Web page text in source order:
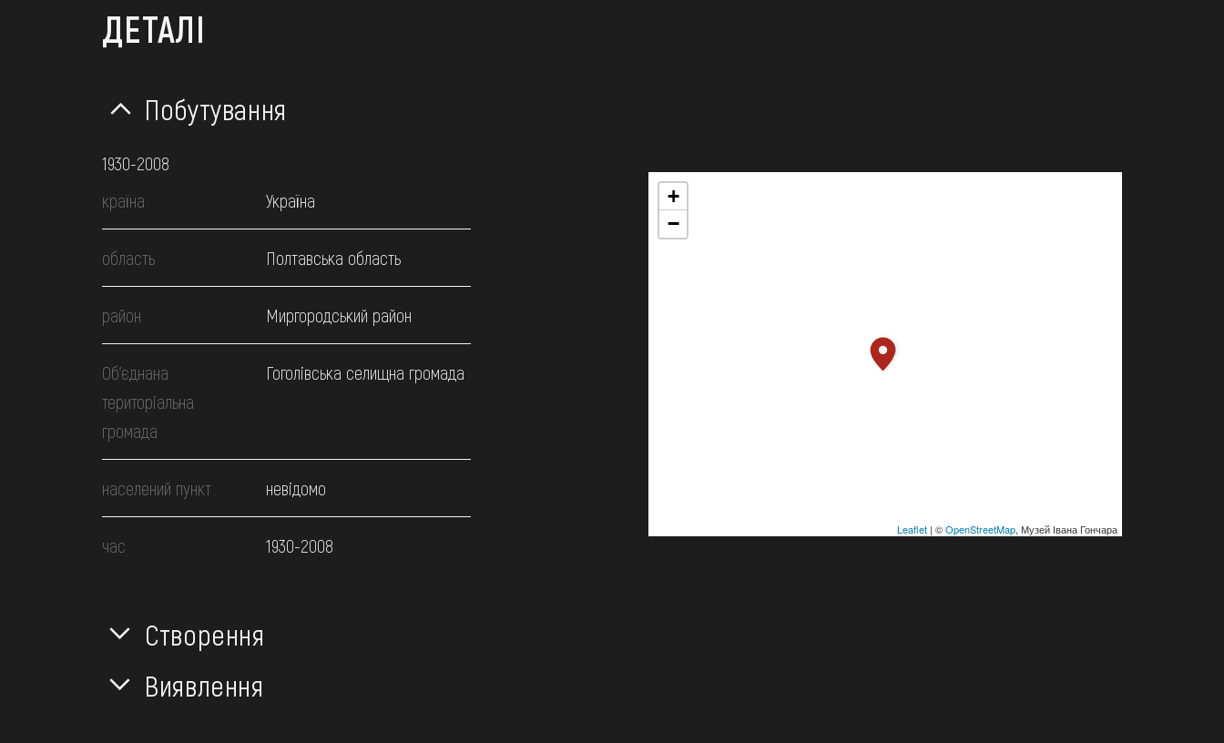
ДЕТАЛІ
Побутування
1930-2008
країна
Україна
область Полтавська область
район Миргородський район
Об’єднана
територіальна
громада
Гоголівська селищна громада
населений пункт невідомо
час 1930-2008
+
−
Leaflet | ©OpenStreetMap, Музей Івана Гончара
Створення
Виявлення